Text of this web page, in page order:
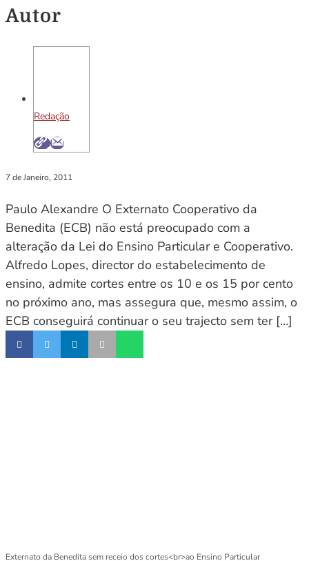
Autor
Redação
7 de Janeiro, 2011
Paulo Alexandre O Externato Cooperativo da
Benedita (ECB) não está preocupado com a
alteração da Lei do Ensino Particular e Cooperativo.
Alfredo Lopes, director do estabelecimento de
ensino, admite cortes entre os 10 e os 15 por cento
no próximo ano, mas assegura que, mesmo assim, o
ECB conseguirá continuar o seu trajecto sem ter […]
Externato da Benedita sem receio dos cortes<br>ao Ensino Particular